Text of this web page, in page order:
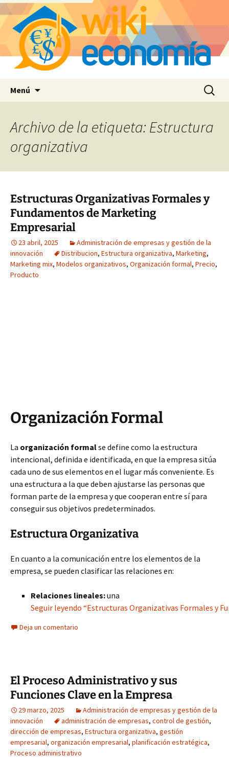
Menú Buscar:
Archivo de la etiqueta: Estructura
organizativa
Estructuras Organizativas Formales y
Fundamentos de Marketing
Empresarial
23 abril, 2025
Administración de empresas y gestión de la
innovación
Distribucion, Estructura organizativa, Marketing,
Marketing mix, Modelos organizativos, Organización formal, Precio,
Producto
Organización Formal
La organización formalse define como la estructura
intencional, definida e identificada, en que la empresa sitúa
cada uno de sus elementos en el lugar más conveniente. Es
una estructura a la que deben ajustarse las personas que
forman parte de la empresa y que cooperan entre sí para
conseguir sus objetivos predeterminados.
Estructura Organizativa
En cuanto a la comunicación entre los elementos de la
empresa, se pueden clasificar las relaciones en:
Relaciones lineales:una
Seguir leyendo “Estructuras Organizativas Formales y
Deja un comentario
El Proceso Administrativo y sus
Funciones Clave en la Empresa
29 marzo, 2025
Administración de empresas y gestión de la
innovación
administración de empresas, control de gestión,
dirección de empresas, Estructura organizativa, gestión
empresarial, organización empresarial, planificación estratégica,
Proceso administrativo